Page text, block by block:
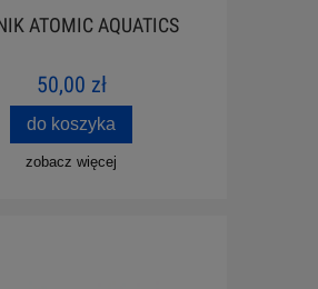
ATOMIC AQUATICS
50,00 zł
do koszyka
zobacz więcej